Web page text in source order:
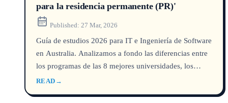
para la residencia permanente (PR)'
Published: 27 Mar, 2026
Guía de estudios 2026 para IT e Ingeniería de Software
en Australia. Analizamos a fondo las diferencias entre
los programas de las 8 mejores universidades, los
requisitos clave de la evaluación profesional ACS y la
READ →